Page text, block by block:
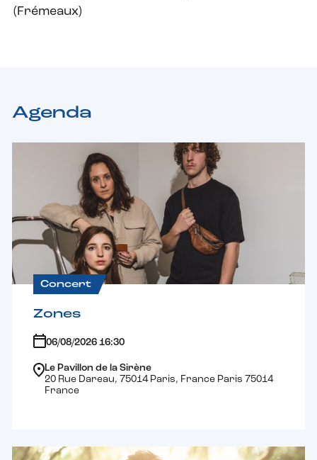
(Frémeaux)
Agenda
Concert
Zones
06/08/2026 16:30
Le Pavillon de la Sirène
20 Rue Dareau, 75014 Paris, France Paris 75014
France